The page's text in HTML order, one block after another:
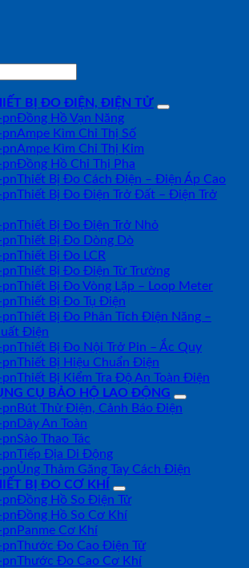
BỊ ĐO ĐIỆN, ĐIỆN TỬ
Đồng Hồ Vạn Năng
Ampe Kìm Chỉ Thị Số
Ampe Kìm Chỉ Thị Kim
Đồng Hồ Chỉ Thị Pha
Thiết Bị Đo Cách Điện – Điện Áp Cao
Thiết Bị Đo Điện Trở Đất – Điện Trở
Thiết Bị Đo Điện Trở Nhỏ
Thiết Bị Đo Dòng Dò
Thiết Bị Đo LCR
Thiết Bị Đo Điện Từ Trường
Thiết Bị Đo Vòng Lặp – Loop Meter
Thiết Bị Đo Tụ Điện
Thiết Bị Đo Phân Tích Điện Năng –
Điện
Thiết Bị Đo Nội Trở Pin – Ắc Quy
Thiết Bị Hiệu Chuẩn Điện
Thiết Bị Kiểm Tra Độ An Toàn Điện
CỤ BẢO HỘ LAO ĐỘNG
Bút Thử Điện, Cảnh Báo Điện
Dây An Toàn
Sào Thao Tác
Tiếp Địa Di Động
Ủng Thảm Găng Tay Cách Điện
BỊ ĐO CƠ KHÍ
Đồng Hồ So Điện Tử
Đồng Hồ So Cơ Khí
Panme Cơ Khí
Thước Đo Cao Điện Tử
Thước Đo Cao Cơ Khí